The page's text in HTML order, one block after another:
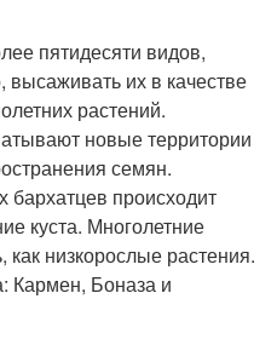
пятидесяти видов,
высаживать их в качестве
растений.
новые территории
семян.
происходит
куста. Многолетние
как низкорослые растения.
Кармен, Боназа и